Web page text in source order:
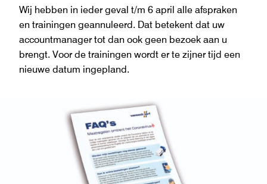
Wij hebben in ieder geval t/m 6 april alle afspraken
en trainingen geannuleerd. Dat betekent dat uw
accountmanager tot dan ook geen bezoek aan u
brengt. Voor de trainingen wordt er te zijner tijd een
nieuwe datum ingepland.